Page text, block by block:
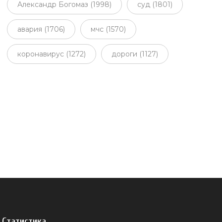
Александр Богомаз (1998) суд (1801)
авария (1706) мчс (1570)
коронавирус (1272) дороги (1127)